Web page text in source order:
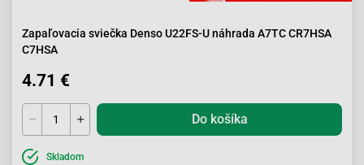
Zapaľovacia sviečka Denso U22FS-U náhrada A7TC CR7HSA
C7HSA
4.71 €
Do košíka
Skladom